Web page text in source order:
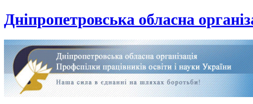
Дніпропетровська обласна